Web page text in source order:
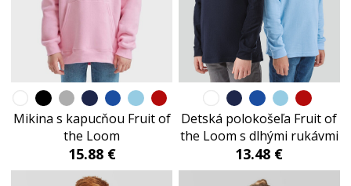
Mikina s kapucňou Fruit of
the Loom
15.88 €
Detská polokošeľa Fruit of
the Loom s dlhými rukávmi
13.48 €